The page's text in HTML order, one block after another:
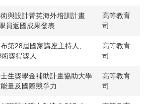
與設計菁英海外培訓計畫
員返國成果發表
高等教育
司
第28屆國家講座主持人、
獎得獎人
高等教育
司
生獎學金補助計畫協助大學
量及國際競爭力
高等教育
司